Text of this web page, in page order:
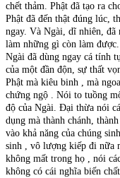
chết thảm. Phật đã tạo ra
Phật đã đến thật đúng lúc,
ngay. Và Ngài, dĩ nhiên,
làm những gì còn làm
Ngài đã dùng ngay cá tính
của một đần độn, sự thất
Phật mà kiêu binh , mà
chứng ngộ . Nói to tuồng
độ của Ngài. Đại thừa nói
dụng mà thành chánh,
vào khả năng của chúng
sinh , vô lượng kiếp đi nữa
không mất trong họ , nói
không có cái nghĩa biến